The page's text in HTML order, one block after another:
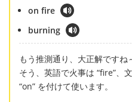
on fire
burning
もう推測通り、大正解ですね
そう、英語で火事は “fire”、
“on” を付けて使います。